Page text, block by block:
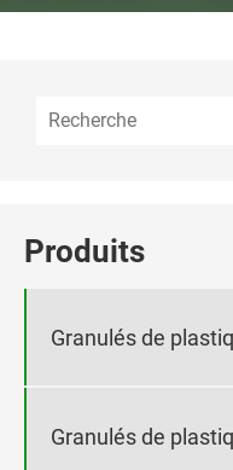
Produits
Granulés de
Granulés de